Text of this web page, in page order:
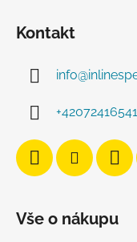
Kontakt
info@
Vše o nákupu